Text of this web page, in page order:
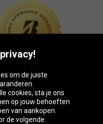
om de juiste
cookies, sta je ons
op jouw behoeften
van aankopen.
de volgende